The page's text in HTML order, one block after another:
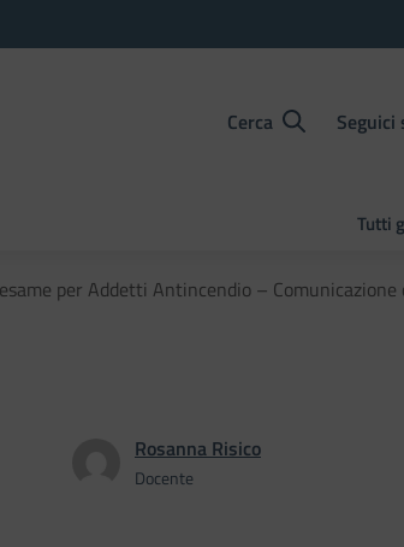
Cerca Seguici
Tutti
per Addetti Antincendio – Comunicazione
Rosanna Risico
Docente